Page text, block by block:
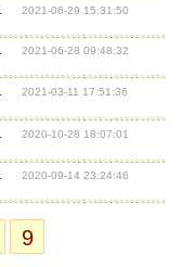
2021-06-29 15:31:50
2021-06-28 09:48:32
2021-03-11 17:51:36
2020-10-28 18:07:01
2020-09-14 23:24:46
9